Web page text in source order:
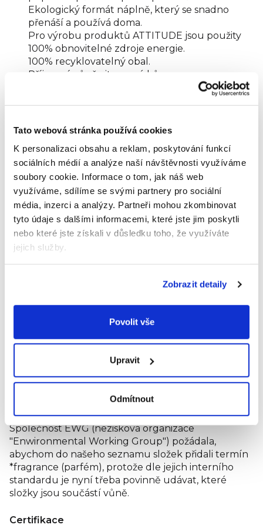
Tato webová stránka používá cookies
K personalizaci obsahu a reklam, poskytování funkcí
sociálních médií a analýze naší návštěvnosti využíváme
soubory cookie. Informace o tom, jak náš web
využíváme, sdílíme se svými partnery pro sociální
média, inzerci a analýzy. Partneři mohou zkombinovat
tyto údaje s dalšími informacemi, které jste jim poskytli
nebo které jste získali v důsledku toho, že využíváte
jejich služby.
Zobrazit detaily
Povolit vše
Upravit
Odmítnout
Ekologický formát náplně, který se snadno
přenáší a používá doma.
Pro výrobu produktů ATTITUDE jsou použity
100% obnovitelné zdroje energie.
100% recyklovatelný obal.
Příjemná vůně citronové kůry.
Nastříkejte na povrch. Pro maximální účinnost
opláchněte.
Před použitím vyzkoušejte na nenápadném
místě. UCHOVÁVEJTE MIMO DOSAH DĚTÍ.
Složení
<5% non-ionic surfactants (caprylyl glucoside,
myristyl glucoside). Contains also : Aqua / Water /
Terpineol Acetate*, Terpineol*, Tetrahydrolinalool*,
Naše produkty se neustále vyvíjejí, proto se prosím
podívejte na obal produktu, kde najdete náš
Upozorňujeme, že naše produkty vždy obsahovaly
produktů). Jediné, co se změnilo, je způsob, jakým
tyto informace zobrazujeme na našich obalech.
Společnost EWG (nezisková organizace
"Enwironmental Working Group") požádala,
abychom do našeho seznamu složek přidali termín
*fragrance (parfém), protože dle jejich interního
standardu je nyní třeba povinně udávat, které
složky jsou součástí vůně.
Certifikace